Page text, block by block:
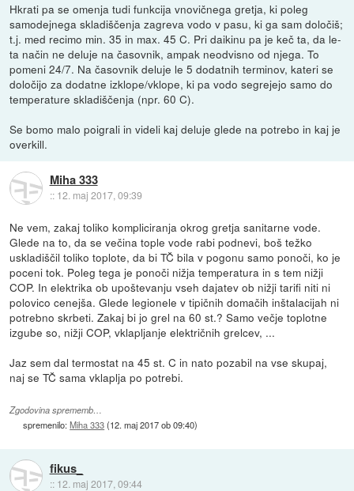
Hkrati pa se omenja tudi funkcija vnovičnega gretja, ki poleg
samodejnega skladiščenja zagreva vodo v pasu, ki ga sam določiš;
t.j. med recimo min. 35 in max. 45 C. Pri daikinu pa je keč ta, da le-
ta način ne deluje na časovnik, ampak neodvisno od njega. To
pomeni 24/7. Na časovnik deluje le 5 dodatnih terminov, kateri se
določijo za dodatne izklope/vklope, ki pa vodo segrejejo samo do
temperature skladiščenja (npr. 60 C).
Se bomo malo poigrali in videli kaj deluje glede na potrebo in kaj je
overkill.
Miha 333
:: 12. maj 2017, 09:39
Ne vem, zakaj toliko kompliciranja okrog gretja sanitarne vode.
Glede na to, da se večina tople vode rabi podnevi, boš težko
uskladiščil toliko toplote, da bi TČ bila v pogonu samo ponoči, ko je
poceni tok. Poleg tega je ponoči nižja temperatura in s tem nižji
COP. In elektrika ob upoštevanju vseh dajatev ob nižji tarifi niti ni
polovico cenejša. Glede legionele v tipičnih domačih inštalacijah ni
potrebno skrbeti. Zakaj bi jo grel na 60 st.? Samo večje toplotne
izgube so, nižji COP, vklapljanje električnih grelcev, ...
Jaz sem dal termostat na 45 st. C in nato pozabil na vse skupaj,
naj se TČ sama vklaplja po potrebi.
Zgodovina sprememb…
spremenilo:Miha 333(12. maj 2017 ob 09:40)
fikus_
:: 12. maj 2017, 09:44